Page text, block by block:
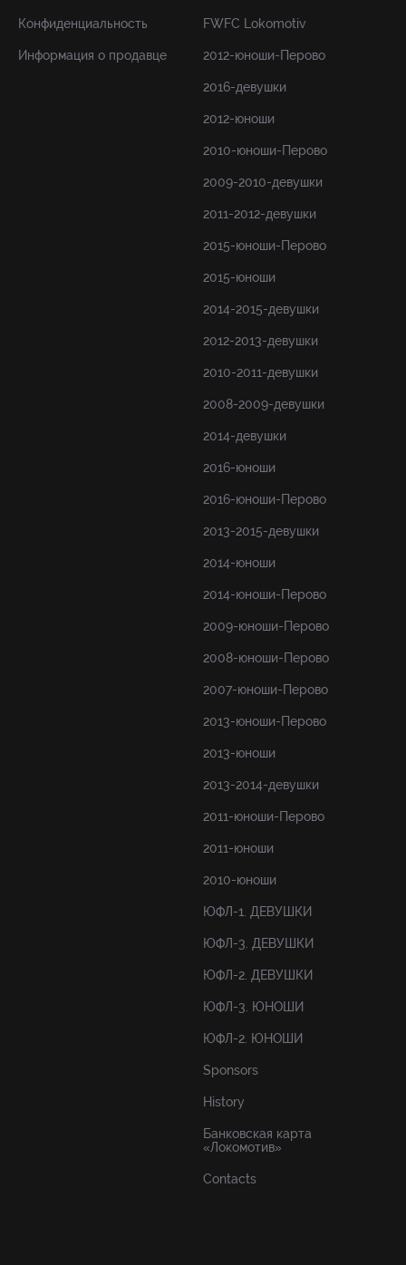
Конфиденциальность
Информация о продавце
FWFC Lokomotiv
2012-юноши-Перово
2016-девушки
2012-юноши
2010-юноши-Перово
2009-2010-девушки
2011-2012-девушки
2015-юноши-Перово
2015-юноши
2014-2015-девушки
2012-2013-девушки
2010-2011-девушки
2008-2009-девушки
2014-девушки
2016-юноши
2016-юноши-Перово
2013-2015-девушки
2014-юноши
2014-юноши-Перово
2009-юноши-Перово
2008-юноши-Перово
2007-юноши-Перово
2013-юноши-Перово
2013-юноши
2013-2014-девушки
2011-юноши-Перово
2011-юноши
2010-юноши
ЮФЛ-1. ДЕВУШКИ
ЮФЛ-3. ДЕВУШКИ
ЮФЛ-2. ДЕВУШКИ
ЮФЛ-3. ЮНОШИ
ЮФЛ-2. ЮНОШИ
Sponsors
History
Банковская карта
«Локомотив»
Contacts